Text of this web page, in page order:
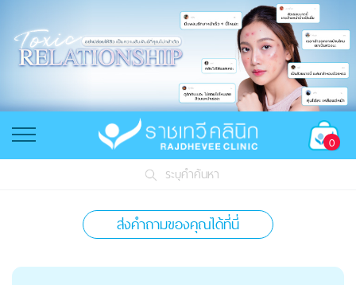
0
ระบุคำค้นหา
ส่งคำถามของคุณได้ที่นี่